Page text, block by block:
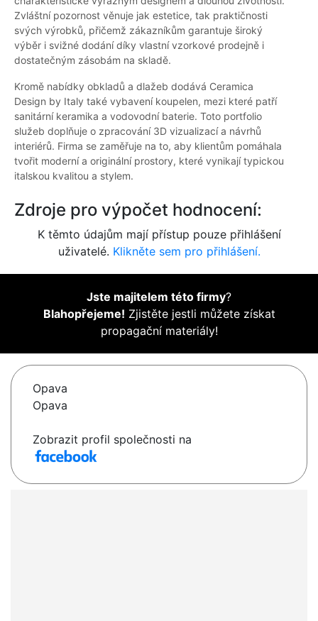
Zvláštní pozornost věnuje jak estetice, tak praktičnosti
svých výrobků, přičemž zákazníkům garantuje široký
výběr i svižné dodání díky vlastní vzorkové prodejně i
dostatečným zásobám na skladě.
Kromě nabídky obkladů a dlažeb dodává Ceramica
Design by Italy také vybavení koupelen, mezi které patří
sanitární keramika a vodovodní baterie. Toto portfolio
služeb doplňuje o zpracování 3D vizualizací a návrhů
interiérů. Firma se zaměřuje na to, aby klientům pomáhala
tvořit moderní a originální prostory, které vynikají typickou
italskou kvalitou a stylem.
Zdroje pro výpočet hodnocení:
K těmto údajům mají přístup pouze přihlášení
uživatelé. Klikněte sem pro přihlášení.
Jste majitelem této firmy?
Blahopřejeme! Zjistěte jestli můžete získat
propagační materiály!
Opava
Opava
Zobrazit profil společnosti na